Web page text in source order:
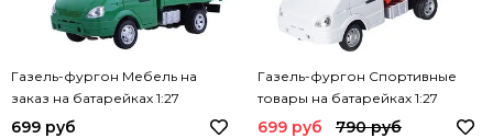
Газель-фургон Мебель на
заказ на батарейках 1:27
699 руб
Газель-фургон Спортивные
товары на батарейках 1:27
699 руб 790 руб